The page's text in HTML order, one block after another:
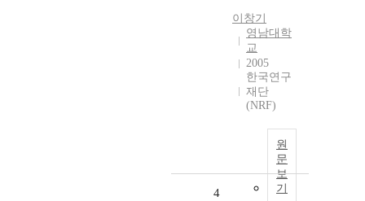
이창기
영남대학
교
2005
한국연구
재단
(NRF)
원
문
보
기
4